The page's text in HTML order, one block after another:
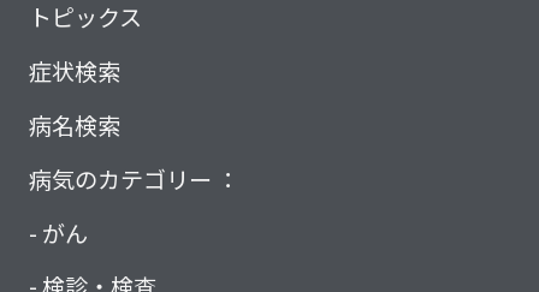
トピックス
症状検索
病名検索
病気のカテゴリー ：
がん